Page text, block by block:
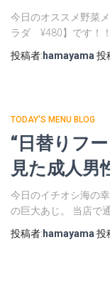
今日のオススメ野菜
ラダ ¥480】です！
投稿者: hamayama 投
TODAY'S MENU BLOG
“日替りフ
見た成人男
今日のイチオシ海の
の巨大あじ。 当店で
投稿者: hamayama 投